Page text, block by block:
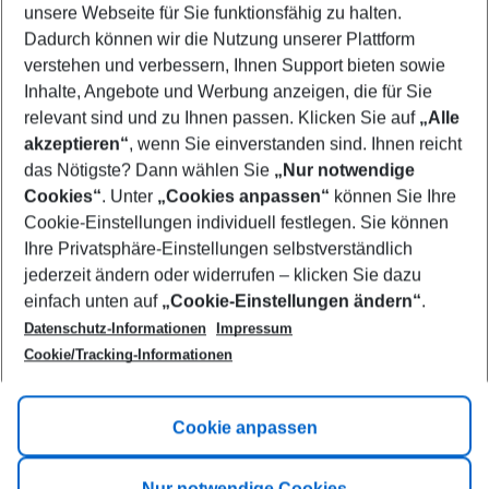
12/08/26–10/08/27 5-8 nights
Who will travel
2 adults No children
Show more filter
Footer
Footer navigation
Title A
Link A
unsere Webseite für Sie funktionsfähig zu halten.
Dadurch können wir die Nutzung unserer Plattform
verstehen und verbessern, Ihnen Support bieten sowie
Inhalte, Angebote und Werbung anzeigen, die für Sie
relevant sind und zu Ihnen passen. Klicken Sie auf „Alle
akzeptieren“, wenn Sie einverstanden sind. Ihnen reicht
das Nötigste? Dann wählen Sie „Nur notwendige
Cookies“. Unter „Cookies anpassen“ können Sie Ihre
Cookie-Einstellungen individuell festlegen. Sie können
Ihre Privatsphäre-Einstellungen selbstverständlich
jederzeit ändern oder widerrufen – klicken Sie dazu
einfach unten auf „Cookie-Einstellungen ändern“.
Datenschutz-Informationen
Impressum
Cookie/Tracking-Informationen
Cookie anpassen